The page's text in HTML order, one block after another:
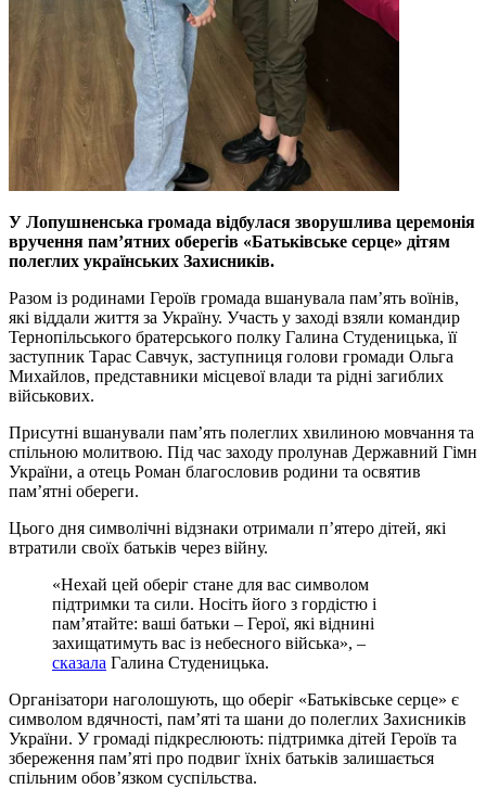
У Лопушненська громада відбулася зворушлива церемонія
вручення памʼятних оберегів «Батьківське серце» дітям
полеглих українських Захисників.
Разом із родинами Героїв громада вшанувала памʼять воїнів,
які віддали життя за Україну. Участь у заході взяли командир
Тернопільського братерського полку Галина Студеницька, її
заступник Тарас Савчук, заступниця голови громади Ольга
Михайлов, представники місцевої влади та рідні загиблих
військових.
Присутні вшанували памʼять полеглих хвилиною мовчання та
спільною молитвою. Під час заходу пролунав Державний Гімн
України, а отець Роман благословив родини та освятив
памʼятні обереги.
Цього дня символічні відзнаки отримали п’ятеро дітей, які
втратили своїх батьків через війну.
«Нехай цей оберіг стане для вас символом
підтримки та сили. Носіть його з гордістю і
памʼятайте: ваші батьки – Герої, які віднині
захищатимуть вас із небесного війська», –
сказала Галина Студеницька.
Організатори наголошують, що оберіг «Батьківське серце» є
символом вдячності, пам’яті та шани до полеглих Захисників
України. У громаді підкреслюють: підтримка дітей Героїв та
збереження памʼяті про подвиг їхніх батьків залишається
спільним обов’язком суспільства.